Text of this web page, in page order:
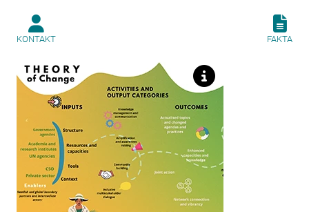
KONTAKT FAKTA